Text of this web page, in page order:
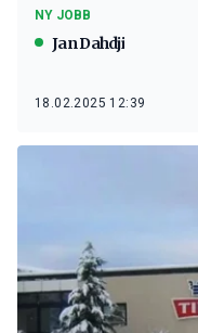
NY JOBB
Jan Dahdji
18.02.2025 12:39